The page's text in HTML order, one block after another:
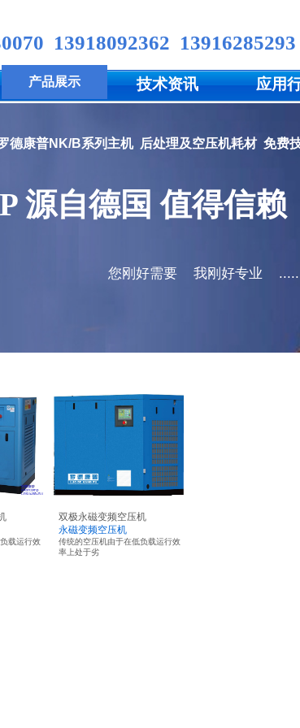
0070 13918092362
产品展示 技术资讯 应用
德康普NK/B系列主机 后处理及空压机耗材 免费
源自德国 值得信赖​
您刚好需要​ 我刚好专业
载运行效
双极永磁变频空压机
永磁变频空压机
传统的空压机由于在低负载运行效
率上处于劣